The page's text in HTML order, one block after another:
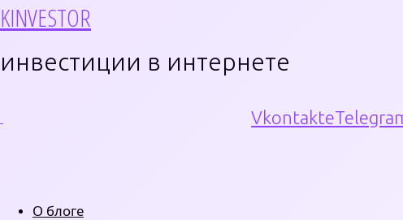
KINVESTOR
инвестиции в интернете
Vkontakte
О блоге